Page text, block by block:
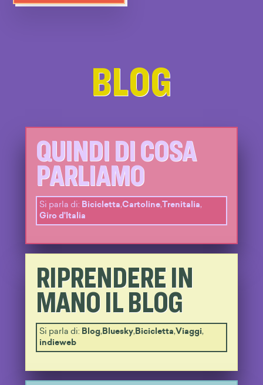
BLOG
QUINDI DI COSA
PARLIAMO
Si parla di: Bicicletta,Cartoline,Trenitalia,
Giro d'Italia
RIPRENDERE IN
MANO IL BLOG
Si parla di: Blog,Bluesky,Bicicletta,Viaggi,
indieweb